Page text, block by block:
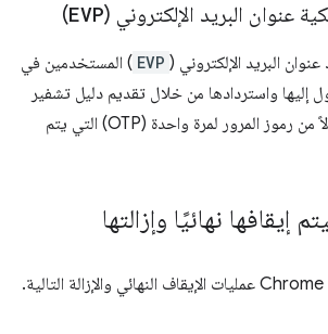
عنوان البريد الإلكتروني (EVP
)
البريد الإلكتروني ( EVP ) المستخدمين في
إليها واستردادها من خلال تقديم دليل تشفير
على الملكية بسلاسة بدلاً من رموز المرور لمرة واحدة (OTP) التي يتم
إيقافها نهائيًا وإزالتها